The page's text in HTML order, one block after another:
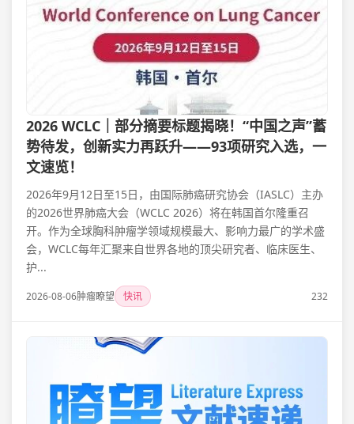
2026 WCLC｜部分摘要标题揭晓！“中国之声”蓄
势待发，创新实力再跃升——93项研究入选，一
文速览！
2026年9月12日至15日，由国际肺癌研究协会（IASLC）主办
的2026世界肺癌大会（WCLC 2026）将在韩国首尔隆重召
开。作为全球胸科肿瘤学领域规模最大、影响力最广的学术盛
会，WCLC每年汇聚来自世界各地的顶尖研究者、临床医生、
护...
2026-08-06肿瘤瞭望 快讯 232